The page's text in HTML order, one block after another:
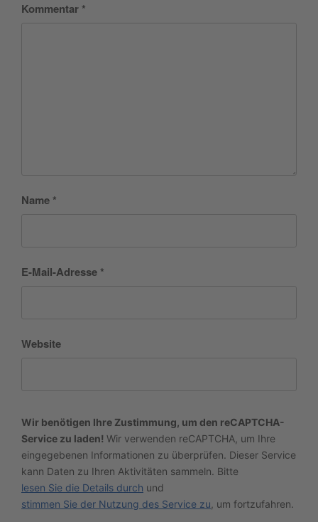
Kommentar *
Name *
E-Mail-Adresse *
Website
Wir benötigen Ihre Zustimmung, um den reCAPTCHA-
Service zu laden! Wir verwenden reCAPTCHA, um Ihre
eingegebenen Informationen zu überprüfen. Dieser Service
kann Daten zu Ihren Aktivitäten sammeln. Bitte
lesen Sie die Details durch und
stimmen Sie der Nutzung des Service zu , um fortzufahren.